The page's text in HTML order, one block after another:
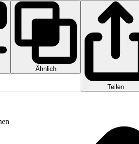
Ähnlich
Teilen